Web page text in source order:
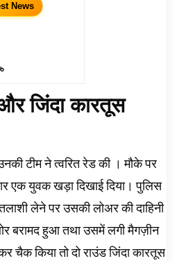
News
जिंदा कारतूस
टीम ने त्वरित रेड की । मौके पर
एक युवक खड़ा दिखाई दिया। पुलिस
लेने पर उसकी लोअर की दाहिनी
बरामद हुआ तथा उसमें लगी मैगज़ीन
चैक किया तो दो राउंड जिंदा कारतूस